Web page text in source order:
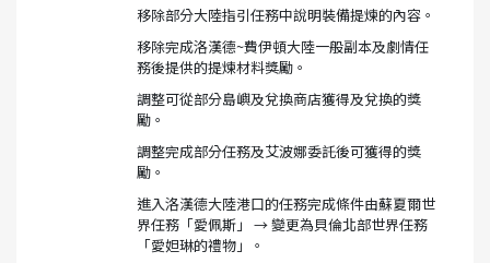
移除部分大陸指引任務中說明裝備提煉的內容。
移除完成洛漢德~費伊頓大陸一般副本及劇情任
務後提供的提煉材料獎勵。
調整可從部分島嶼及兌換商店獲得及兌換的獎
勵。
調整完成部分任務及艾波娜委託後可獲得的獎
勵。
進入洛漢德大陸港口的任務完成條件由蘇夏爾世
界任務「愛佩斯」 → 變更為貝倫北部世界任務
「愛妲琳的禮物」。